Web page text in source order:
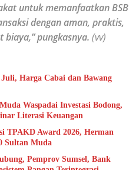
untuk memanfaatkan BSB
dengan aman, praktis,
pungkasnya. (vv)
Juli, Harga Cabai dan Bawang
Waspadai Investasi Bodong,
Literasi Keuangan
TPAKD Award 2026, Herman
Sultan Muda
Pemprov Sumsel, Bank